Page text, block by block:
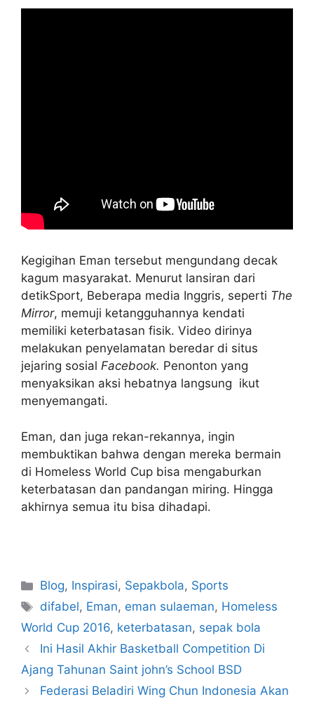
Kegigihan Eman tersebut mengundang decak
kagum masyarakat. Menurut lansiran dari
detikSport, Beberapa media Inggris, seperti The
Mirror, memuji ketangguhannya kendati
memiliki keterbatasan fisik. Video dirinya
melakukan penyelamatan beredar di situs
jejaring sosial Facebook. Penonton yang
menyaksikan aksi hebatnya langsung ikut
menyemangati.
Eman, dan juga rekan-rekannya, ingin
membuktikan bahwa dengan mereka bermain
di Homeless World Cup bisa mengaburkan
keterbatasan dan pandangan miring. Hingga
akhirnya semua itu bisa dihadapi.
Blog, Inspirasi, Sepakbola, Sports
difabel, Eman, eman sulaeman, Homeless
World Cup 2016, keterbatasan, sepak bola
Ini Hasil Akhir Basketball Competition Di
Ajang Tahunan Saint john’s School BSD
Federasi Beladiri Wing Chun Indonesia Akan